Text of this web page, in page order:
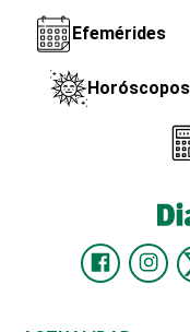
Efemérides
Horóscopos